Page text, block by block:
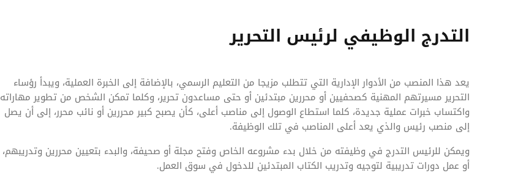
التدرج الوظيفي لرئيس التحرير
يعد هذا المنصب من الأدوار الإدارية التي تتطلب مزيجا من التعليم الرسمي، بالإضافة إلى الخبرة العملية، ويبدأ رؤساء
التحرير مسيرتهم المهنية كصحفيين أو محررين مبتدئين أو حتى مساعدون تحرير، وكلما تمكن الشخص من تطوير مهاراته
واكتساب خبرات عملية جديدة، كلما استطاع الوصول إلى مناصب أعلى، كأن يصبح كبير محررين أو نائب محرر، إلى أن يصل
إلى منصب رئيس والذي يعد أعلى المناصب في تلك الوظيفة.
ويمكن للرئيس التدرج في وظيفته من خلال بدء مشروعه الخاص وفتح مجلة أو صحيفة، والبدء بتعيين محررين وتدريبهم،
أو عمل دورات تدريبية لتوجيه وتدريب الكتاب المبتدئين للدخول في سوق العمل.